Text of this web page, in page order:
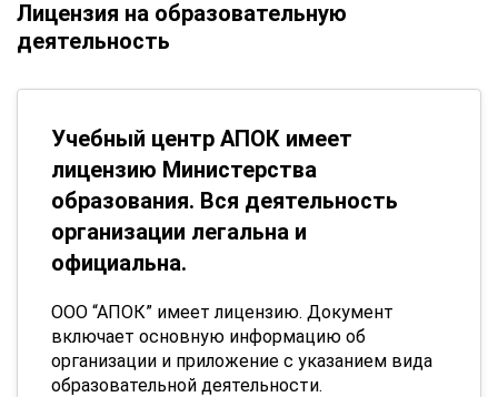
Лицензия на образовательную
деятельность
Учебный центр АПОК имеет
лицензию Министерства
образования. Вся деятельность
организации легальна и
официальна.
ООО “АПОК” имеет лицензию. Документ
включает основную информацию об
организации и приложение с указанием вида
образовательной деятельности.